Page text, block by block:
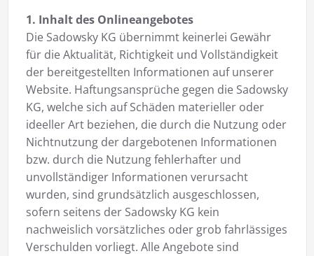
1. Inhalt des Onlineangebotes
Die Sadowsky KG übernimmt keinerlei Gewähr
für die Aktualität, Richtigkeit und Vollständigkeit
der bereitgestellten Informationen auf unserer
Website. Haftungsansprüche gegen die Sadowsky
KG, welche sich auf Schäden materieller oder
ideeller Art beziehen, die durch die Nutzung oder
Nichtnutzung der dargebotenen Informationen
bzw. durch die Nutzung fehlerhafter und
unvollständiger Informationen verursacht
wurden, sind grundsätzlich ausgeschlossen,
sofern seitens der Sadowsky KG kein
nachweislich vorsätzliches oder grob fahrlässiges
Verschulden vorliegt. Alle Angebote sind